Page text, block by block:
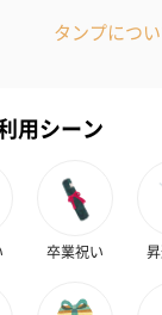
タンプにつ
用シーン
卒業祝い